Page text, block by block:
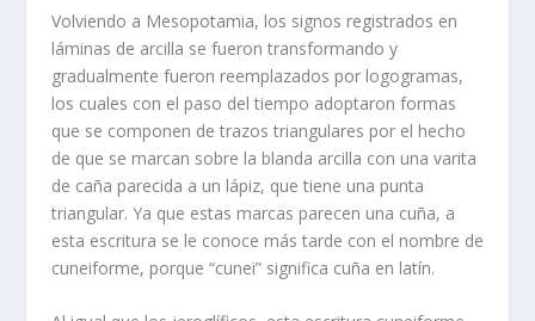
Volviendo a Mesopotamia, los signos registrados en
láminas de arcilla se fueron transformando y
gradualmente fueron reemplazados por logogramas,
los cuales con el paso del tiempo adoptaron formas
que se componen de trazos triangulares por el hecho
de que se marcan sobre la blanda arcilla con una varita
de caña parecida a un lápiz, que tiene una punta
triangular. Ya que estas marcas parecen una cuña, a
esta escritura se le conoce más tarde con el nombre de
cuneiforme, porque “cunei”significa cuña en latín.